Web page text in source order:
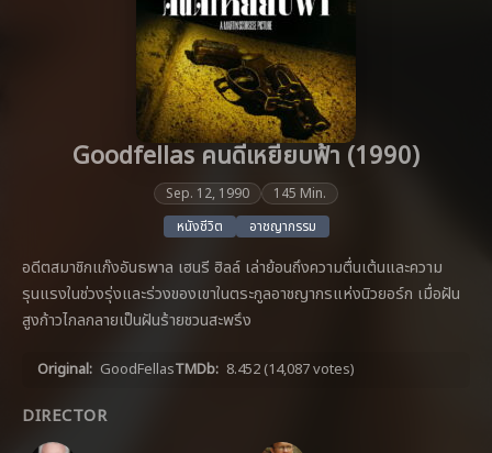
Goodfellas คนดีเหยียบฟ้า (1990)
Sep. 12, 1990
145 Min.
หนังชีวิต
อาชญากรรม
อดีตสมาชิกแก๊งอันธพาล เฮนรี ฮิลล์ เล่าย้อนถึงความตื่นเต้นและความ
รุนแรงในช่วงรุ่งและร่วงของเขาในตระกูลอาชญากรแห่งนิวยอร์ก เมื่อฝัน
สูงก้าวไกลกลายเป็นฝันร้ายชวนสะพรึง
Original: GoodFellasTMDb: 8.452 (14,087 votes)
DIRECTOR